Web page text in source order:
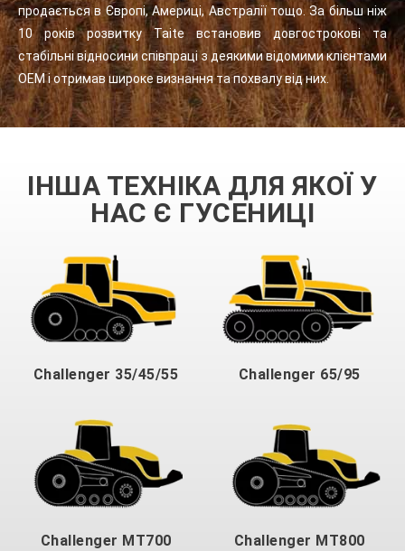
продається в Європі, Америці, Австралії тощо. За більш ніж
10 років розвитку Taite встановив довгострокові та
стабільні відносини співпраці з деякими відомими клієнтами
OEM і отримав широке визнання та похвалу від них.
ІНША ТЕХНІКА ДЛЯ ЯКОЇ У
НАС Є ГУСЕНИЦІ
Challenger 35/45/55 Challenger 65/95
Challenger MT700 Challenger MT800